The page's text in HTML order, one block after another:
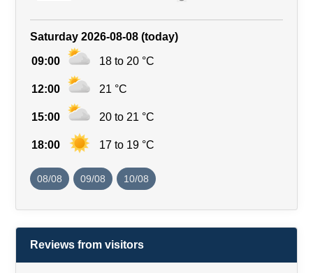
Saturday 2026-08-08 (today)
09:00 18 to 20 °C
12:00 21 °C
15:00 20 to 21 °C
18:00 17 to 19 °C
08/08 09/08 10/08
Reviews from visitors